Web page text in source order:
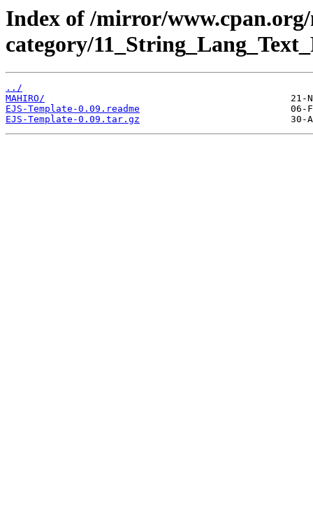
Index of /mirror/
category/
../
MAHIRO/
EJS-Template-0.09.readme
EJS-Template-0.09.tar.gz